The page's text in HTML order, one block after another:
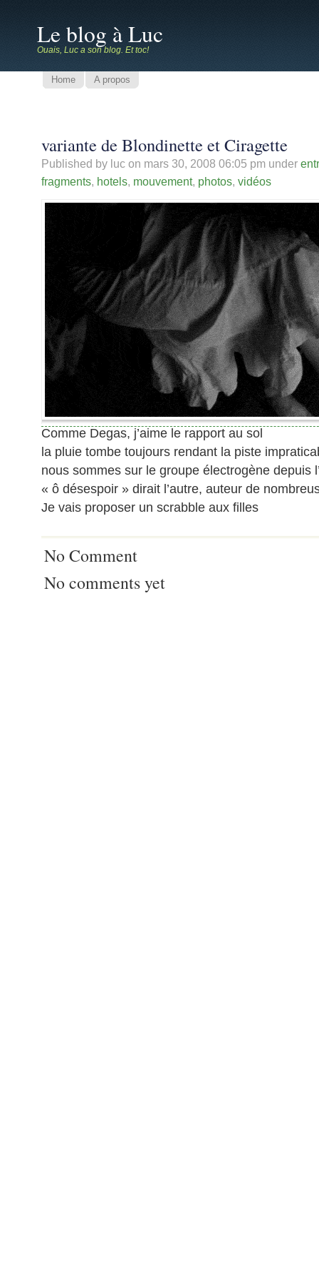
Le blog à Luc
Ouais, Luc a son blog. Et toc!
Home A propos
variante de Blondinette et Ciragette
Published by luc on mars 30, 2008 06:05 pm under
fragments, hotels, mouvement, photos, vidéos
Comme Degas, j’aime le rapport au sol
la pluie tombe toujours rendant la piste
nous sommes sur le groupe électrogène depuis
« ô désespoir » dirait l’autre, auteur de
Je vais proposer un scrabble aux filles
No Comment
No comments yet